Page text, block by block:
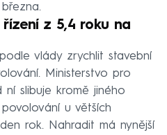
řízení z 5,4 roku na
vlády zrychlit stavební
Ministerstvo pro
ní slibuje kromě jiného
u větších
rok. Nahradit má nynější